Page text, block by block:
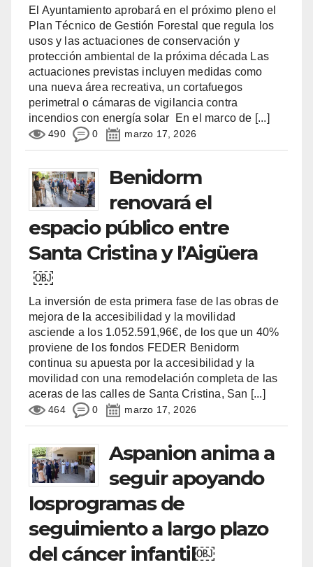
El Ayuntamiento aprobará en el próximo pleno el
Plan Técnico de Gestión Forestal que regula los
usos y las actuaciones de conservación y
protección ambiental de la próxima década Las
actuaciones previstas incluyen medidas como
una nueva área recreativa, un cortafuegos
perimetral o cámaras de vigilancia contra
incendios con energía solar En el marco de [...]
490 0 marzo 17, 2026
Benidorm
renovará el
espacio público entre
Santa Cristina y l’Aigüera
￼
La inversión de esta primera fase de las obras de
mejora de la accesibilidad y la movilidad
asciende a los 1.052.591,96€, de los que un 40%
proviene de los fondos FEDER Benidorm
continua su apuesta por la accesibilidad y la
movilidad con una remodelación completa de las
aceras de las calles de Santa Cristina, San [...]
464 0 marzo 17, 2026
Aspanion anima a
seguir apoyando
losprogramas de
seguimiento a largo plazo
del cáncer infantil￼